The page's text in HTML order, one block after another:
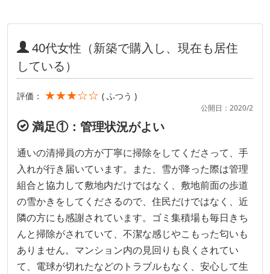
40代女性（新築で購入し、現在も居住
している）
評価： ★★★☆☆ ( ふつう )
公開日：2020/2
満足①：管理状況がよい
通いの清掃員の方が丁寧に掃除をしてくださって、手
入れが行き届いています。また、雪が降った際は管理
組合と協力して敷地内だけではなく、敷地前面の歩道
の雪かきをしてくださるので、住民だけではなく、近
隣の方にも感謝されています。ゴミ集積場も毎日きち
んと掃除がされていて、不潔な感じやこもった匂いも
ありません。マンション内の見回りも良くされてい
て、電球が切れたなどのトラブルもなく、安心して生